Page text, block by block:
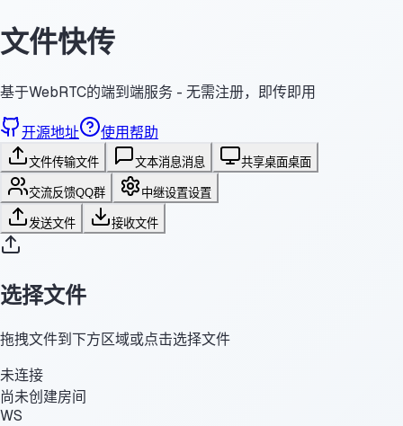
文件快传
基于WebRTC的端到端服务 - 无需注册，即传即用
开源地址 使用帮助
文件传输文件 文本消息消息 共享桌面桌面
交流反馈QQ群 中继设置设置
发送文件 接收文件
选择文件
拖拽文件到下方区域或点击选择文件
未连接
尚未创建房间
WS